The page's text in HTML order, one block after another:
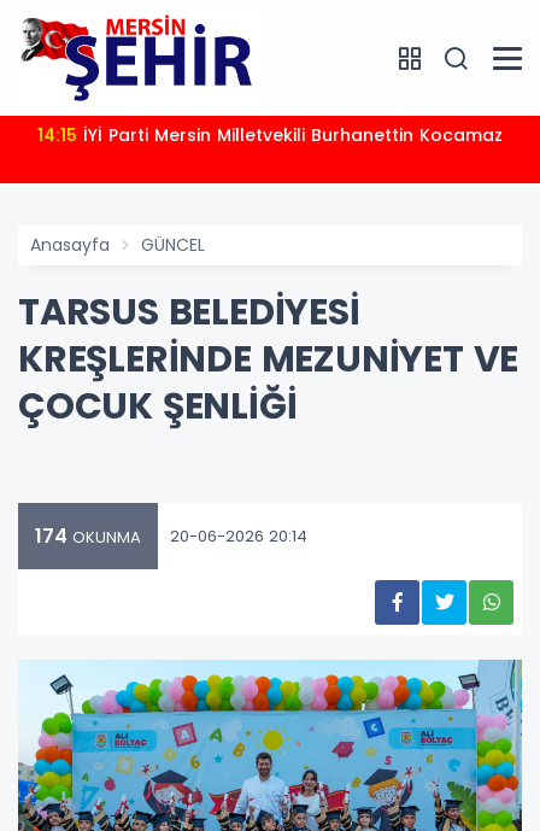
14:15 İYİ Parti Mersin Milletvekili Burhanettin Kocamaz
Anasayfa GÜNCEL
TARSUS BELEDİYESİ
KREŞLERİNDE MEZUNİYET VE
ÇOCUK ŞENLİĞİ
174 OKUNMA 20-06-2026 20:14